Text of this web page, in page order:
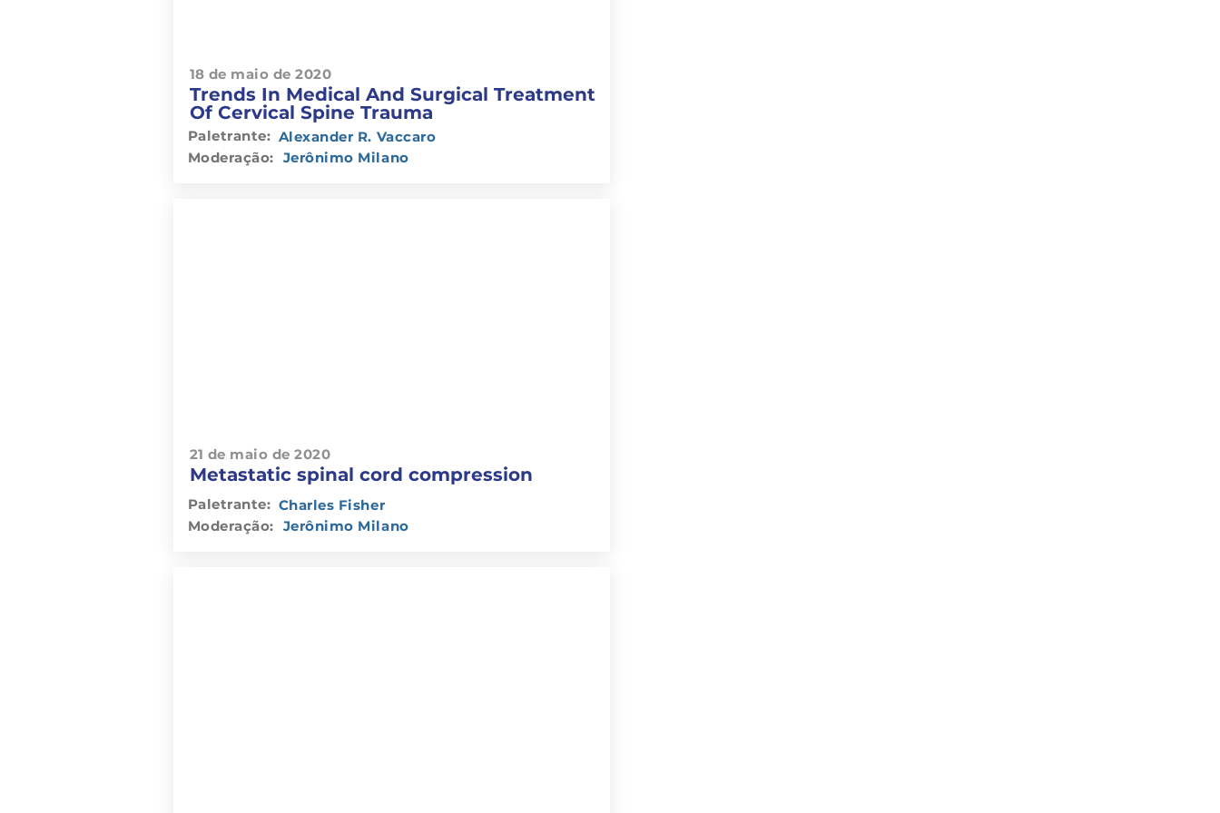
18 de maio de 2020
Trends In Medical And Surgical Treatment
Of Cervical Spine Trauma
Paletrante: Alexander R. Vaccaro
Moderação: Jerônimo Milano
21 de maio de 2020
Metastatic spinal cord compression
Paletrante: Charles Fisher
Moderação: Jerônimo Milano